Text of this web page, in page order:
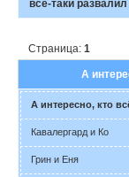
всё-таки
А
Страница:1
А интересно, кто
Кавалергард и Ко
Грин и Еня